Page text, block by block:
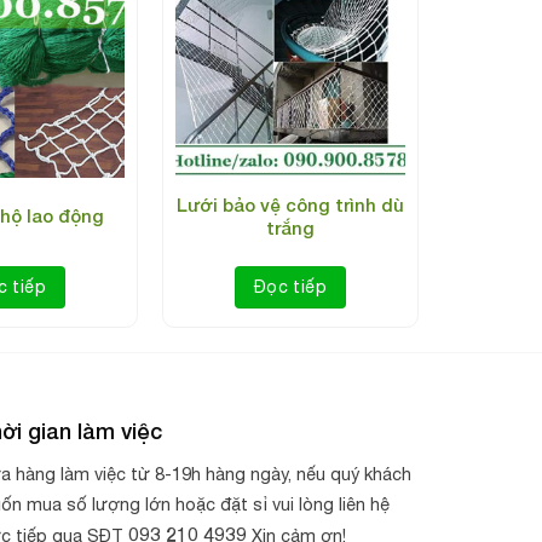
lao động
tiếp
Lưới bảo vệ công trình dù
trắng
Đọc tiếp
gian làm việc
hàng làm việc từ 8-19h hàng ngày, nếu quý khách
mua số lượng lớn hoặc đặt sỉ vui lòng liên hệ
tiếp qua SĐT 093 210 4939 Xin cảm ơn!